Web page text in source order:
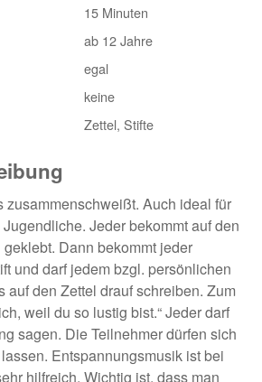
15 Minuten
ab 12 Jahre
egal
keine
Zettel, Stifte
zusammenschweißt. Auch ideal für
Jeder bekommt auf den
Dann bekommt jeder
und darf jedem bzgl. persönlichen
auf den Zettel drauf schreiben. Zum
weil du so lustig bist.“ Jeder darf
sagen. Die Teilnehmer dürfen sich
Entspannungsmusik ist bei
hilfreich. Wichtig ist, dass man